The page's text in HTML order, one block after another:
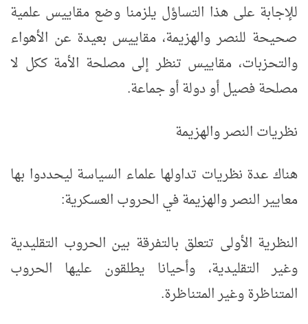
للإجابة على هذا التساؤل يلزمنا وضع مقاييس علمية
صحيحة للنصر والهزيمة، مقاييس بعيدة عن الأهواء
والتحزبات، مقاييس تنظر إلى مصلحة الأمة ككل لا
مصلحة فصيل أو دولة أو جماعة.
نظريات النصر والهزيمة
هناك عدة نظريات تداولها علماء السياسة ليحددوا بها
معايير النصر والهزيمة في الحروب العسكرية:
النظرية الأولى تتعلق بالتفرقة بين الحروب التقليدية
وغير التقليدية، وأحيانا يطلقون عليها الحروب
المتناظرة وغير المتناظرة.